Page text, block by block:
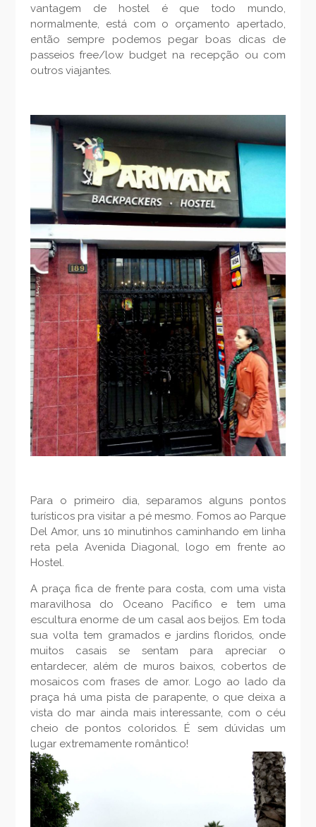
vantagem de hostel é que todo mundo,
normalmente, está com o orçamento apertado,
então sempre podemos pegar boas dicas de
passeios free/low budget na recepção ou com
outros viajantes.
Para o primeiro dia, separamos alguns pontos
turísticos pra visitar a pé mesmo. Fomos ao Parque
Del Amor, uns 10 minutinhos caminhando em linha
reta pela Avenida Diagonal, logo em frente ao
Hostel.
A praça fica de frente para costa, com uma vista
maravilhosa do Oceano Pacífico e tem uma
escultura enorme de um casal aos beijos. Em toda
sua volta tem gramados e jardins floridos, onde
muitos casais se sentam para apreciar o
entardecer, além de muros baixos, cobertos de
mosaicos com frases de amor. Logo ao lado da
praça há uma pista de parapente, o que deixa a
vista do mar ainda mais interessante, com o céu
cheio de pontos coloridos. É sem dúvidas um
lugar extremamente romântico!